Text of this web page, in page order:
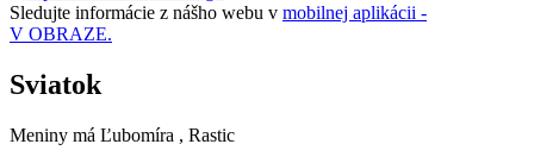
Sledujte informácie z nášho webu v mobilnej aplikácii -
V OBRAZE.
Sviatok
Meniny má Ľubomíra , Rastic